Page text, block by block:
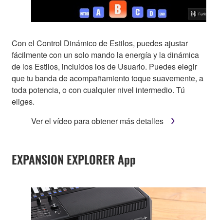
Con el Control Dinámico de Estilos, puedes ajustar
fácilmente con un solo mando la energía y la dinámica
de los Estilos, incluidos los de Usuario. Puedes elegir
que tu banda de acompañamiento toque suavemente, a
toda potencia, o con cualquier nivel intermedio. Tú
eliges.
Ver el vídeo para obtener más detalles
EXPANSION EXPLORER App